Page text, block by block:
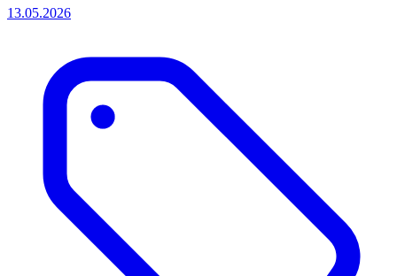
13.05.2026